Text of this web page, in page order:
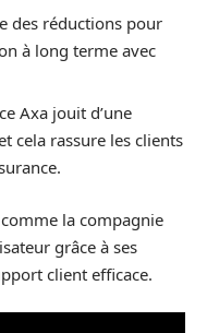
des réductions pour
à long terme avec
Axa jouit d’une
cela rassure les clients
la compagnie
grâce à ses
client efficace.